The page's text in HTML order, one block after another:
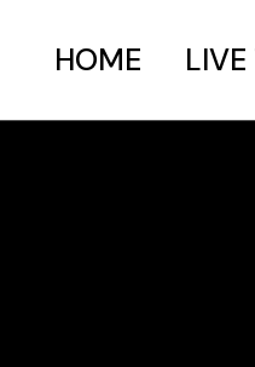
HOME